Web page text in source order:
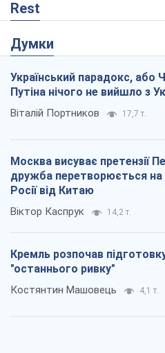
Rest
Думки
Український парадокс, або
Путіна нічого не вийшло з
Віталій Портников 17,7 т.
Москва висуває претензії
дружба перетворюється на
Росії від Китаю
Віктор Каспрук 14,2 т.
Кремль розпочав
"останнього ривку"
Костянтин Машовець 4,1 т.